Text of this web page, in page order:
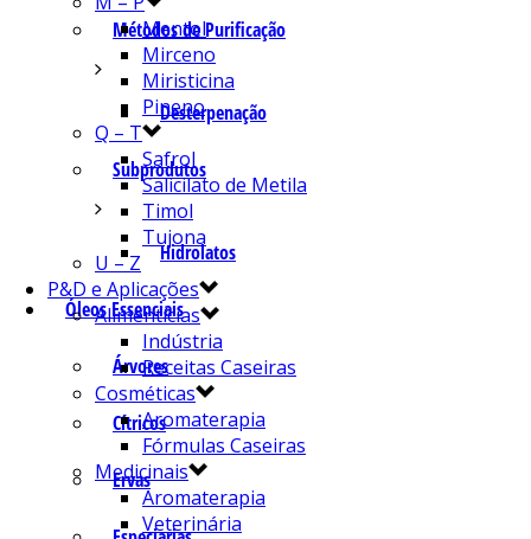
Métodos de Purificação
Desterpenação
Subprodutos
Hidrolatos
Óleos Essenciais
Árvores
Cítricos
Ervas
Mentol
Mirceno
Miristicina
Pineno
Q – T
Safrol
Salicilato de Metila
Timol
Tujona
U – Z
P&D e Aplicações
Alimentícias
Indústria
Receitas Caseiras
Cosméticas
Aromaterapia
Fórmulas Caseiras
Medicinais
Aromaterapia
Veterinária